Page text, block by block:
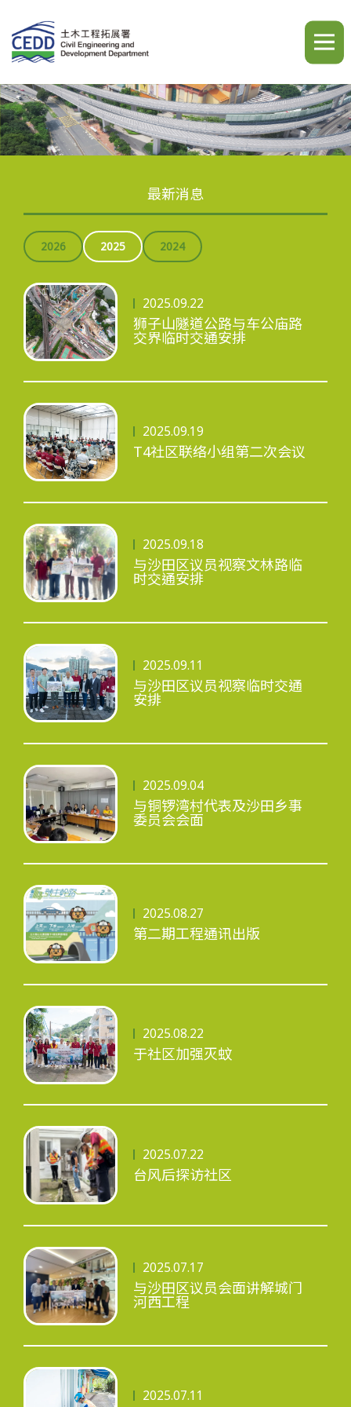
繁 简 ENG A A A
主页
最新消息
环境事宜
社区协作
资讯中心
最新消息
2026 2025 2024
2025.09.22
狮子山隧道公路与车公庙路
交界临时交通安排
2025.09.19
T4社区联络小组第二次会议
2025.09.18
与沙田区议员视察文林路临
时交通安排
2025.09.11
与沙田区议员视察临时交通
安排
2025.09.04
与铜锣湾村代表及沙田乡事
委员会会面
2025.08.27
第二期工程通讯出版
2025.08.22
于社区加强灭蚊
2025.07.22
台风后探访社区
2025.07.17
与沙田区议员会面讲解城门
河西工程
2025.07.11